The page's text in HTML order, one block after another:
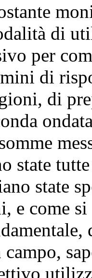
di
per
di
di
state
state
e come
campo,